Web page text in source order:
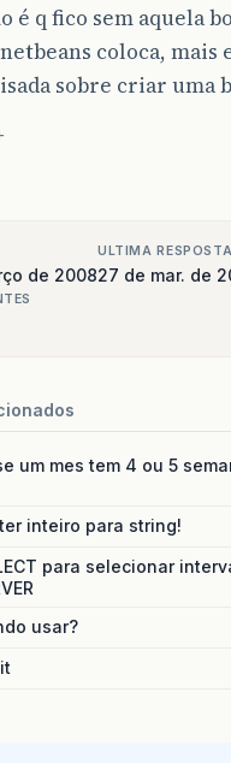
é q fico sem aquela
coloca, mais
sobre criar uma
de 2008
ULTIMA RESPOSTA
27 de mar. de
um mes tem 4 ou 5
inteiro para string!
para selecionar
usar?